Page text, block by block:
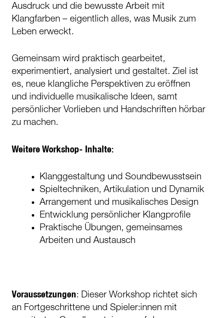
Ausdruck und die bewusste Arbeit mit
Klangfarben – eigentlich alles, was Musik zum
Leben erweckt.
Gemeinsam wird praktisch gearbeitet,
experimentiert, analysiert und gestaltet. Ziel ist
es, neue klangliche Perspektiven zu eröffnen
und individuelle musikalische Ideen, samt
persönlicher Vorlieben und Handschriften hörbar
zu machen.
Weitere Workshop- Inhalte:
Klanggestaltung und Soundbewusstsein
Spieltechniken, Artikulation und Dynamik
Arrangement und musikalisches Design
Entwicklung persönlicher Klangprofile
Praktische Übungen, gemeinsames
Arbeiten und Austausch
Voraussetzungen: Dieser Workshop richtet sich
an Fortgeschrittene und Spieler:innen mit